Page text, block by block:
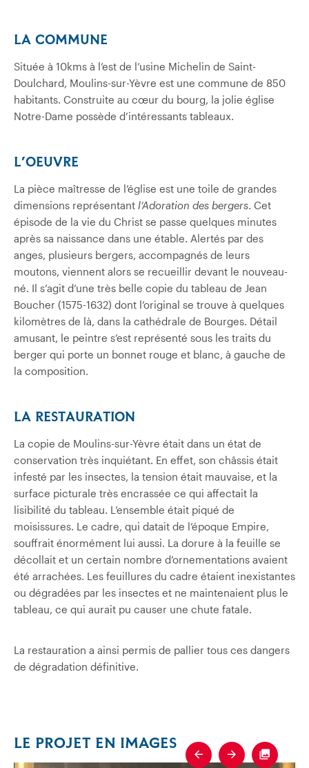
LA COMMUNE
Située à 10kms à l’est de l’usine Michelin de Saint-
Doulchard, Moulins-sur-Yèvre est une commune de 850
habitants. Construite au cœur du bourg, la jolie église
Notre-Dame possède d’intéressants tableaux.
L’OEUVRE
La pièce maîtresse de l’église est une toile de grandes
dimensions représentant l’Adoration des bergers. Cet
épisode de la vie du Christ se passe quelques minutes
après sa naissance dans une étable. Alertés par des
anges, plusieurs bergers, accompagnés de leurs
moutons, viennent alors se recueillir devant le nouveau-
né. Il s’agit d’une très belle copie du tableau de Jean
Boucher (1575-1632) dont l’original se trouve à quelques
kilomètres de là, dans la cathédrale de Bourges. Détail
amusant, le peintre s’est représenté sous les traits du
berger qui porte un bonnet rouge et blanc, à gauche de
la composition.
LA RESTAURATION
La copie de Moulins-sur-Yèvre était dans un état de
conservation très inquiétant. En effet, son châssis était
infesté par les insectes, la tension était mauvaise, et la
surface picturale très encrassée ce qui affectait la
lisibilité du tableau. L’ensemble était piqué de
moisissures. Le cadre, qui datait de l’époque Empire,
souffrait énormément lui aussi. La dorure à la feuille se
décollait et un certain nombre d’ornementations avaient
été arrachées. Les feuillures du cadre étaient inexistantes
ou dégradées par les insectes et ne maintenaient plus le
tableau, ce qui aurait pu causer une chute fatale.
La restauration a ainsi permis de pallier tous ces dangers
de dégradation définitive.
LE PROJET EN IMAGES
Previous
Next